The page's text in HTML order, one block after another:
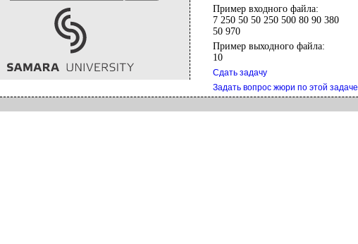
Пример входного файла:
7 250 50 50 250 500 80 90 380
50 970
Пример выходного файла:
10
Сдать задачу
Задать вопрос жюри по этой задаче